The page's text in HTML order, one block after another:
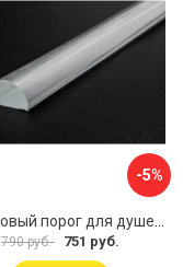
-5%
790 руб. 751 руб.